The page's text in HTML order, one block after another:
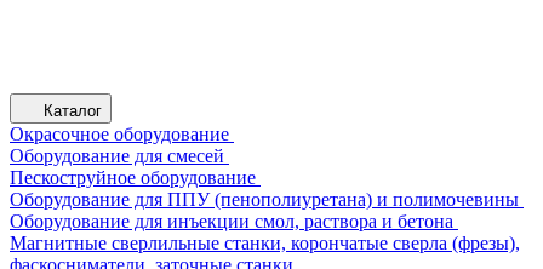
Каталог
Окрасочное оборудование
Оборудование для смесей
Пескоструйное оборудование
Оборудование для ППУ (пенополиуретана) и полимочевины
Оборудование для инъекции смол, раствора и бетона
Магнитные сверлильные станки, корончатые сверла (фрезы),
фаскосниматели, заточные станки